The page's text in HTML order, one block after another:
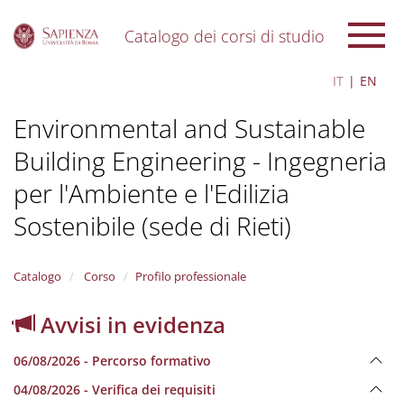
Catalogo dei corsi di studio
IT EN
Environmental and Sustainable
Building Engineering - Ingegneria
per l'Ambiente e l'Edilizia
Sostenibile (sede di Rieti)
Catalogo Corso Profilo professionale
Avvisi in evidenza
06/08/2026 - Percorso formativo
04/08/2026 - Verifica dei requisiti